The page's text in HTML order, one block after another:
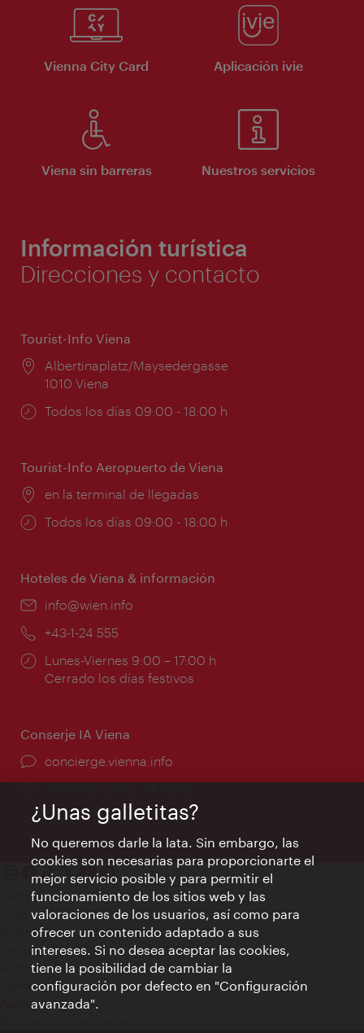
Vienna City Card Aplicación ivie
Viena sin barreras Nuestros servicios
Información turística
Direcciones y contacto
Tourist-Info Viena
Lugar:
Albertinaplatz/Maysedergasse
1010 Viena
Horarios
Todos los días 09:00 - 18:00 h
Tourist-Info Aeropuerto de Viena
Lugar:
en la terminal de llegadas
Horarios
Todos los días 09:00 - 18:00 h
Hoteles de Viena & información
e-
info@wien.info
Teléfono:
+43-1-24 555
Horarios
de
Lunes-Viernes 9:00 – 17:00 h
Cerrado los días festivos
Conserje IA Viena
concierge.vienna.info
Contacto
Aviso legal
Política de privacidad de datos
Terms of Use
Accesibilidad
Contacto para la prensa
Ajustes de cookie
¿Unas galletitas?
No queremos darle la lata. Sin embargo, las
cookies son necesarias para proporcionarte el
mejor servicio posible y para permitir el
funcionamiento de los sitios web y las
valoraciones de los usuarios, así como para
ofrecer un contenido adaptado a sus
intereses. Si no desea aceptar las cookies,
tiene la posibilidad de cambiar la
configuración por defecto en "Configuración
avanzada".